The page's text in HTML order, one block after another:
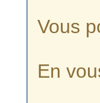
Vous
En